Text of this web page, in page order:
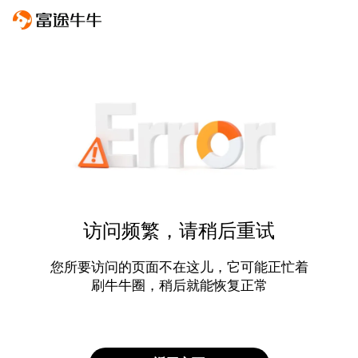
访问频繁，请稍后重试
您所要访问的页面不在这儿，它可能正忙着
刷牛牛圈，稍后就能恢复正常